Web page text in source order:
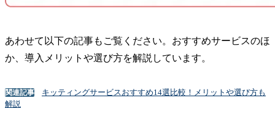
あわせて以下の記事もご覧ください。おすすめサービスのほ
か、導入メリットや選び方を解説しています。
関連記事
キッティングサービスおすすめ14選比較！メリットや選び方も
解説